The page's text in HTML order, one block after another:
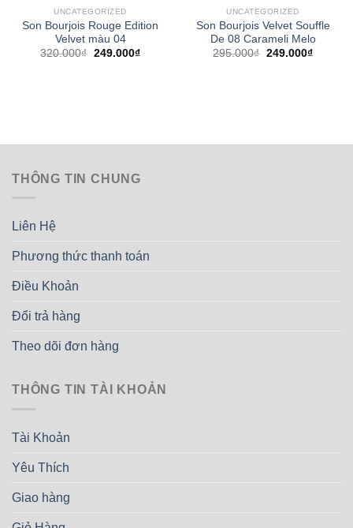
UNCATEGORIZED
Son Bourjois Rouge Edition
Velvet màu 04
320.000₫ Giá
249.000₫Giá
UNCATEGORIZED
Son Bourjois Velvet Souffle
De 08 Carameli Melo
295.000₫ Giá
249.000₫Giá
THÔNG TIN CHUNG
Liên Hệ
Phương thức thanh toán
Điều Khoản
Đổi trả hàng
Theo dõi đơn hàng
THÔNG TIN TÀI KHOẢN
Tài Khoản
Yêu Thích
Giao hàng